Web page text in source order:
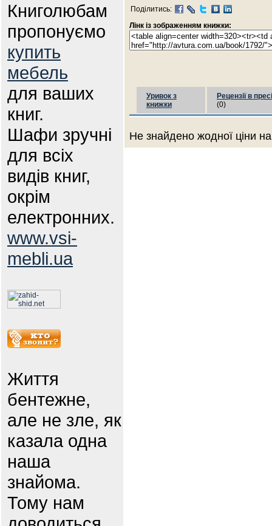
Книголюбам
пропонуємо
купить
мебель
для ваших
книг.
Шафи зручні
для всіх
видів книг,
окрім
електронних.
www.vsi-
mebli.ua
Життя
бентежне,
але не зле, як
казала одна
наша
знайома.
Тому нам
Поділитись:
Лінк із зображенням книжки:
Уривок з
книжки
Рецензії в пресі
(0)
Не знайдено жодної ціни